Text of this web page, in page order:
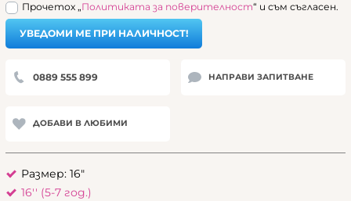
Прочетох „Политиката за поверителност“ и съм съгласен.
УВЕДОМИ МЕ ПРИ НАЛИЧНОСТ!
0889 555 899 НАПРАВИ ЗАПИТВАНЕ
ДОБАВИ В ЛЮБИМИ
Размер: 16"
16'' (5-7 год.)